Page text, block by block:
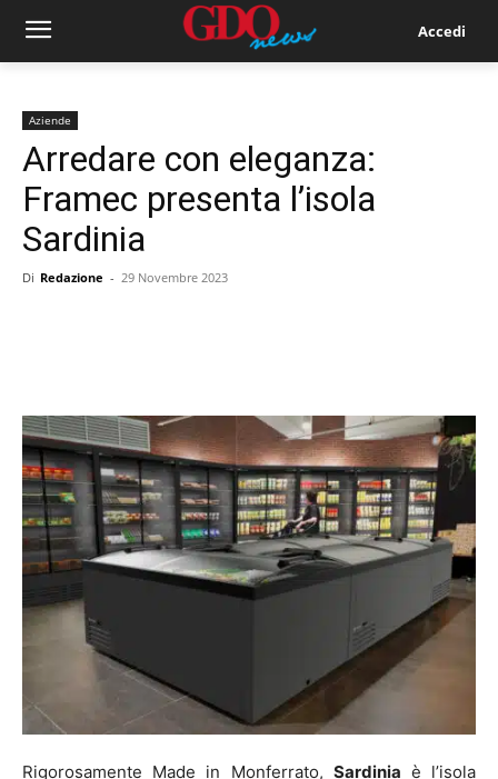
Accedi
Aziende
Arredare con eleganza:
Framec presenta l’isola
Sardinia
Di Redazione - 29 Novembre 2023
Rigorosamente Made in Monferrato, Sardinia è l’isola